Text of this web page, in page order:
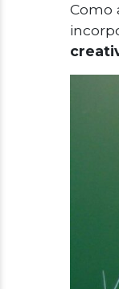
Como